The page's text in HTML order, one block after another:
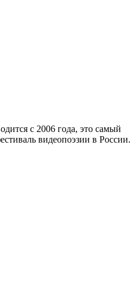
с 2006 года, это самый
видеопоэзии в России.